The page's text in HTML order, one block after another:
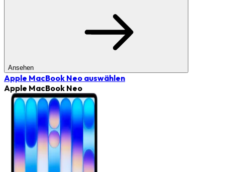
Ansehen
Apple MacBook Neo auswählen
Apple MacBook Neo